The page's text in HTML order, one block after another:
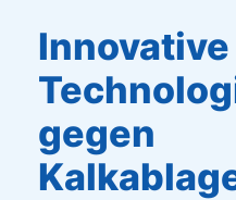
Innovative
gegen